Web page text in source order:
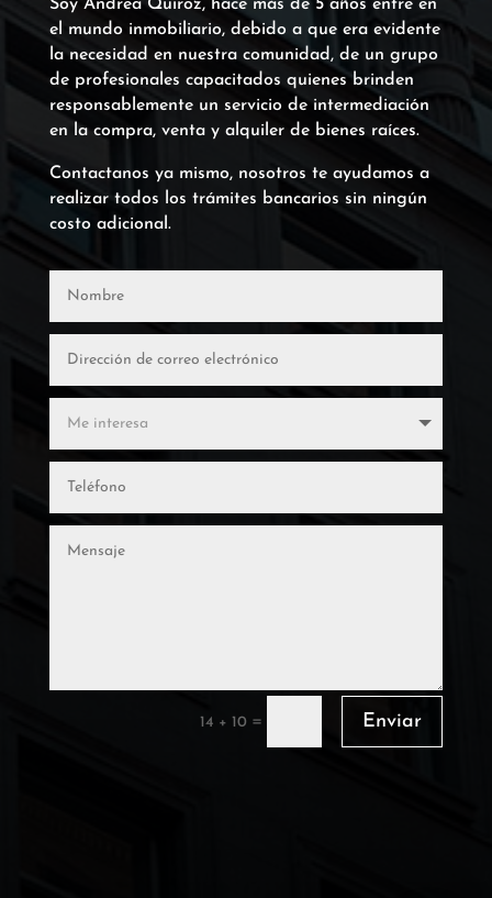
Soy Andrea Quiroz, hace más de 5 años entre en
el mundo inmobiliario, debido a que era evidente
la necesidad en nuestra comunidad, de un grupo
de profesionales capacitados quienes brinden
responsablemente un servicio de intermediación
en la compra, venta y alquiler de bienes raíces.
Contactanos ya mismo, nosotros te ayudamos a
realizar todos los trámites bancarios sin ningún
costo adicional.
14 + 10 = Enviar